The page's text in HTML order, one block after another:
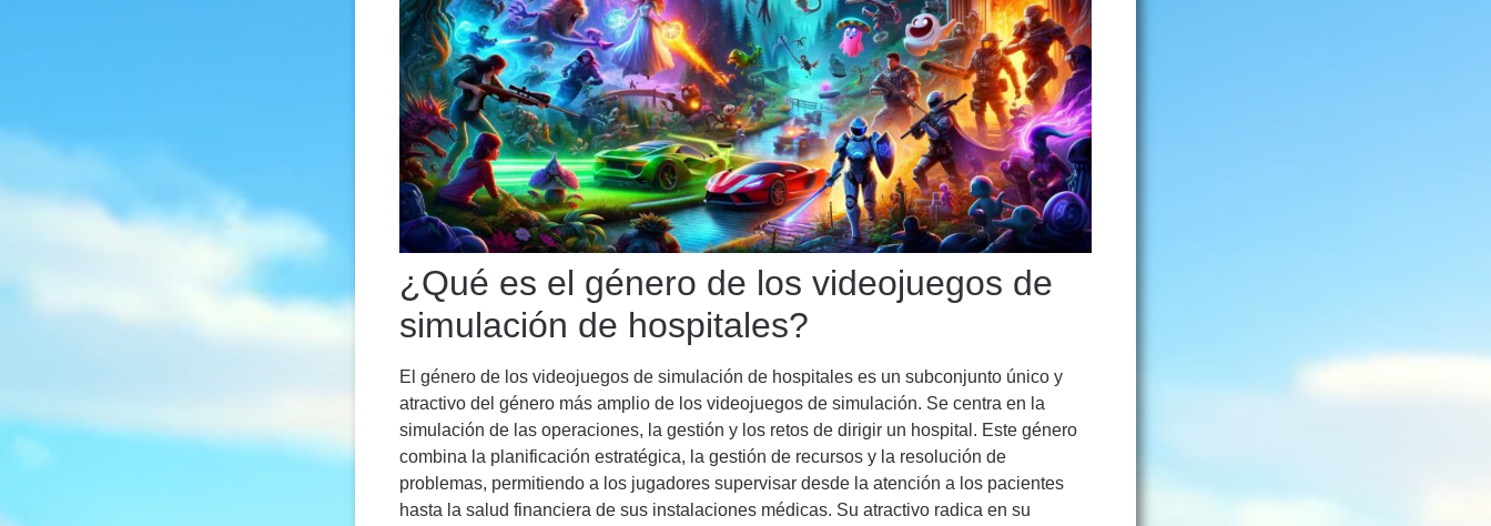
¿Qué es el género de los videojuegos de
simulación de hospitales?
El género de los videojuegos de simulación de hospitales es un subconjunto único y
atractivo del género más amplio de los videojuegos de simulación. Se centra en la
simulación de las operaciones, la gestión y los retos de dirigir un hospital. Este género
combina la planificación estratégica, la gestión de recursos y la resolución de
problemas, permitiendo a los jugadores supervisar desde la atención a los pacientes
hasta la salud financiera de sus instalaciones médicas. Su atractivo radica en su